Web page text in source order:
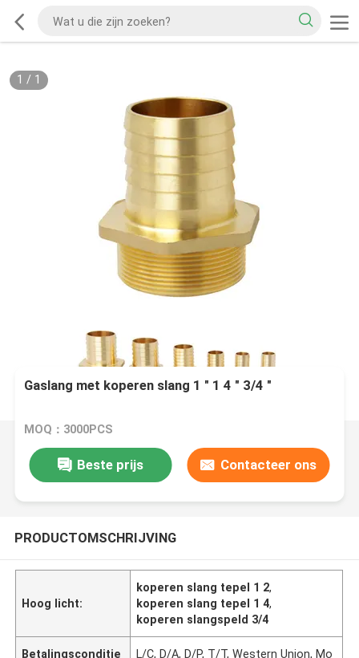
1 / 1
Gaslang met koperen slang 1 " 1 4 " 3/4 "
MOQ：3000PCS
Beste prijs Contacteer ons
PRODUCTOMSCHRIJVING
Hoog licht:
koperen slang tepel 1 2,
koperen slang tepel 1 4,
koperen slangspeld 3/4
Betalingsconditie
L/C, D/A, D/P, T/T, Western Union, Mo